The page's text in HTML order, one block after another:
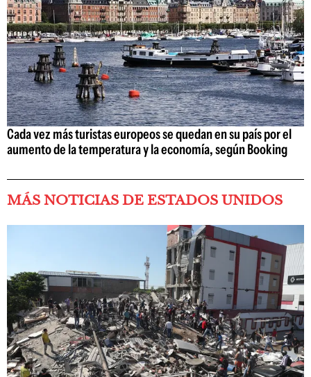
Cada vez más turistas europeos se quedan en su país por el
aumento de la temperatura y la economía, según Booking
MÁS NOTICIAS DE ESTADOS UNIDOS